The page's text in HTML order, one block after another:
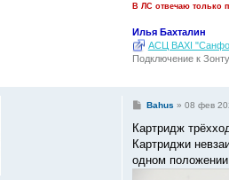
В ЛС отвечаю только
Илья Бахталин
АСЦ BAXI
Подключение к
С
о
б
щ
е
н
Bahus » 08 фев
Картридж
Картриджи
одном